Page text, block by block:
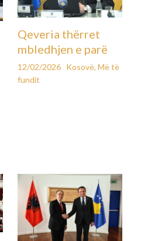
Qeveria thërret
mbledhjen e parë
12/02/2026 Kosovë, Më të
fundit